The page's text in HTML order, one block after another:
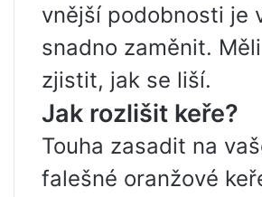
vnější podobnosti je
snadno zaměnit.
zjistit, jak se liší.
Jak rozlišit keře?
Touha zasadit na
falešné oranžové